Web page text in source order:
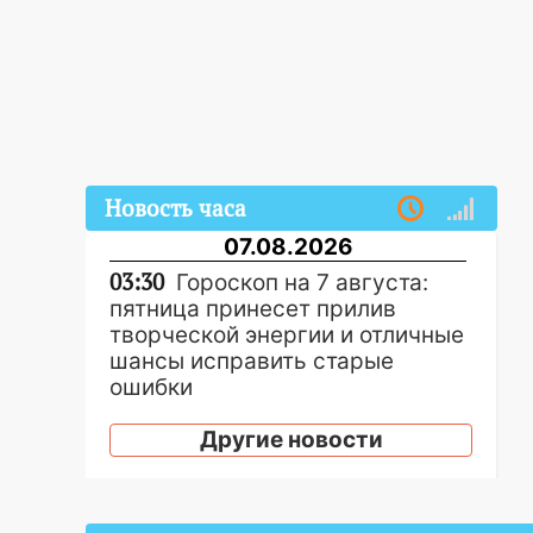
Новость часа
07.08.2026
03:30 Гороскоп на 7 августа:
пятница принесет прилив
творческой энергии и отличные
шансы исправить старые
ошибки
06.08.2026
23:20 Прогноз погоды на 7
Другие новости